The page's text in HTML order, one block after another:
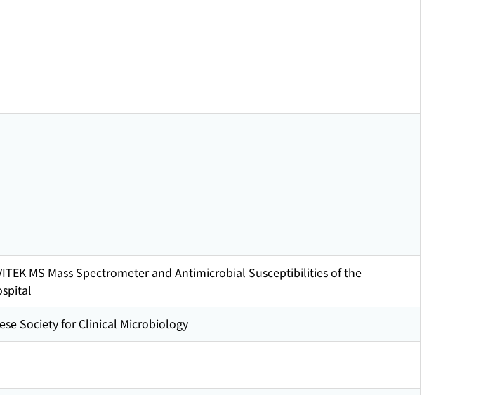
MS Mass Spectrometer and Antimicrobial Susceptibilities of the
Society for Clinical Microbiology